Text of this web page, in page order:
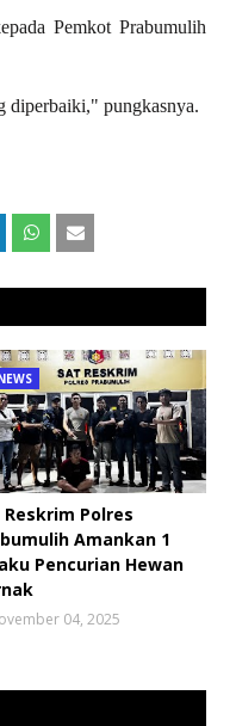
Pemkot Prabumulih
diperbaiki," pungkasnya.
Reskrim Polres
Amankan 1
Pencurian Hewan
04, 2025